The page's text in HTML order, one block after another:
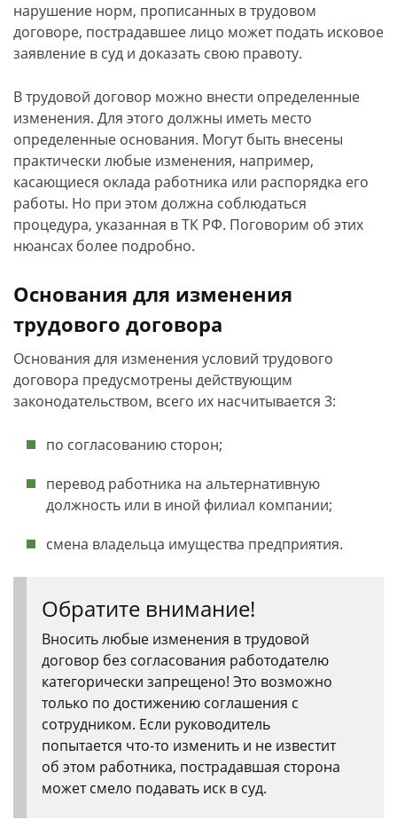
нарушение норм, прописанных в трудовом
договоре, пострадавшее лицо может подать исковое
заявление в суд и доказать свою правоту.
В трудовой договор можно внести определенные
изменения. Для этого должны иметь место
определенные основания. Могут быть внесены
практически любые изменения, например,
касающиеся оклада работника или распорядка его
работы. Но при этом должна соблюдаться
процедура, указанная в ТК РФ. Поговорим об этих
нюансах более подробно.
Основания для изменения
трудового договора
Основания для изменения условий трудового
договора предусмотрены действующим
законодательством, всего их насчитывается 3:
по согласованию сторон;
перевод работника на альтернативную
должность или в иной филиал компании;
смена владельца имущества предприятия.
Обратите внимание!
Вносить любые изменения в трудовой
договор без согласования работодателю
категорически запрещено! Это возможно
только по достижению соглашения с
сотрудником. Если руководитель
попытается что-то изменить и не известит
об этом работника, пострадавшая сторона
может смело подавать иск в суд.